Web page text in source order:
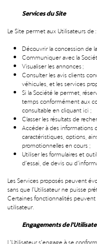
Services du Site
Le Site permet aux Utilisateurs de :
Découvrir la concession de
Communiquer avec la
Visualiser les annonces ;
Consulter les avis clients
véhicules, et les services
Si la Société le permet,
temps conformément aux
consultable en cliquant ici ;
Classer les résultats de
Accéder à des informations
caractéristiques, options,
promotionnelles en cours ;
Utiliser les formulaires et
d’essai, de devis ou
Les Services proposés peuvent
sans que l’Utilisateur ne puisse
Certaines fonctionnalités peuvent
utilisateur.
Engagements de
L’Utilisateur s’engage à se